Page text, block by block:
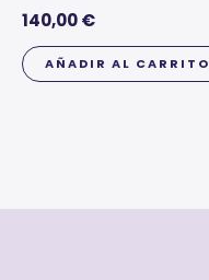
140,00€
AÑADIR AL CARRITO